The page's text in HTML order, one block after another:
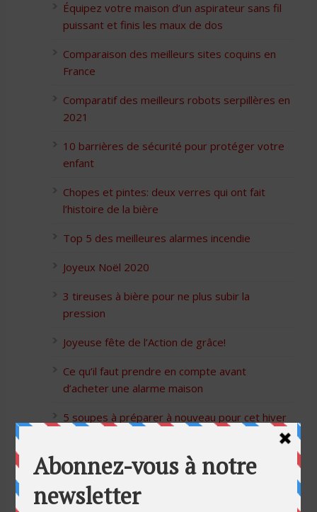
Équipez votre maison d’un aspirateur sans fil
puissant et finis les maux de dos
Comparaison des meilleurs sites coquins en
France
Comparatif des meilleurs robots serpillères en
2021
10 barrières de sécurité pour protéger votre
enfant
Chopes et pintes: deux verres qui ont fait
l’histoire de la bière
Top 5 des meilleures alarmes incendie
Joyeux Noël 2020
3 tireuses à bière pour ne plus subir la
pression
Joyeuse fête de l’Action de grâce!
Ce qu’il faut prendre en compte avant
d’acheter une alarme maison
5 soupes à préparer à nouveau pour cet hiver
5 idées cadeaux Moulinex pour votre mère
pour l’Action de Grâce